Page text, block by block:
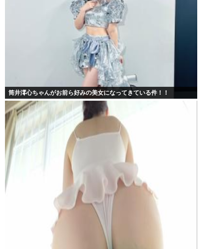
筒井澪心ちゃんがお前ら好みの美女になってきている件！！